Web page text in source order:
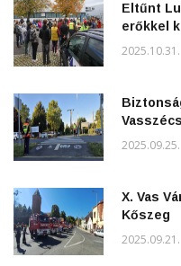
Eltűnt
erőkkel
2025.10.31.
2025.09.25.
X. Vas
Kőszeg
2025.09.21.